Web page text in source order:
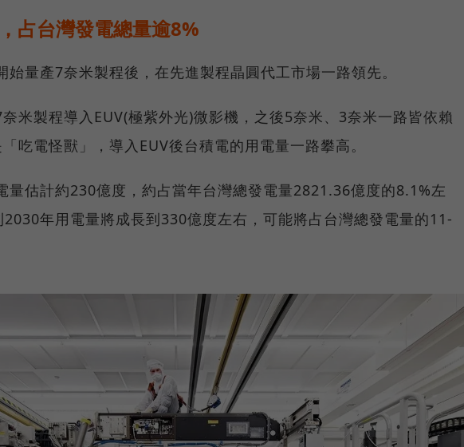
占台灣發電總量逾8%
始量產7奈米製程後，在先進製程晶圓代工市場一路領先。
米製程導入EUV(極紫外光)微影機，之後5奈米、3奈米一路皆依賴
吃電怪獸」，導入EUV後台積電的用電量一路攀高。
量估計約230億度，約占當年台灣總發電量2821.36億度的8.1%左
年用電量將成長到330億度左右，可能將占台灣總發電量的11-